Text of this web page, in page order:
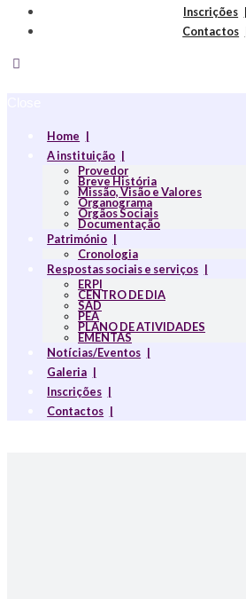
Inscrições
Contactos
Home
A instituição
Provedor
Breve História
Missão, Visão e Valores
Organograma
Orgãos Sociais
Documentação
Património
Cronologia
Respostas sociais e serviços
ERPI
CENTRO DE DIA
SAD
PEA
PLANO DE ATIVIDADES
EMENTAS
Notícias/Eventos
Galeria
Inscrições
Contactos